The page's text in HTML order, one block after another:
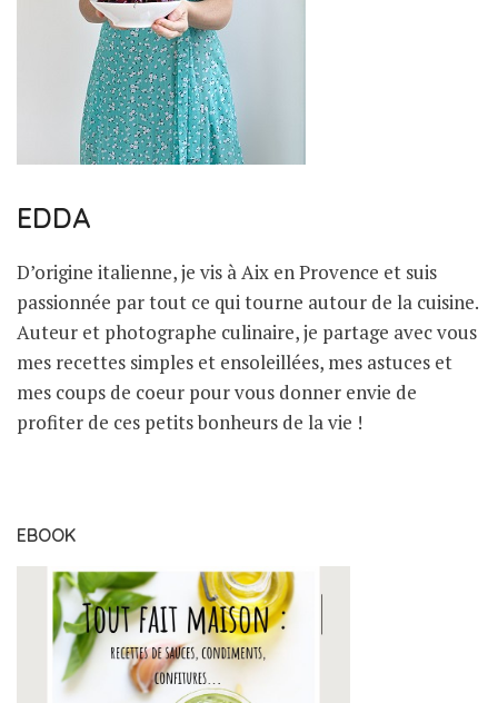
EDDA
D’origine italienne, je vis à Aix en Provence et suis
passionnée par tout ce qui tourne autour de la cuisine.
Auteur et photographe culinaire, je partage avec vous
mes recettes simples et ensoleillées, mes astuces et
mes coups de coeur pour vous donner envie de
profiter de ces petits bonheurs de la vie !
EBOOK